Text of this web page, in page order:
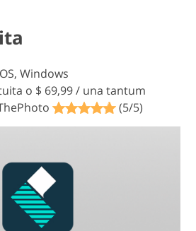
Windows
o $ 69,99 / una tantum
(5/5)